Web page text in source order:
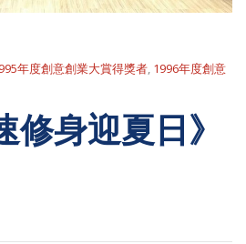
年度創意創業大賞得獎者, 1996年度創意
修身迎夏日》